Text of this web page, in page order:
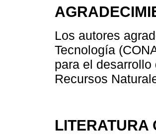
Los autores
Tecnología
para el
Recursos
LITERATURA